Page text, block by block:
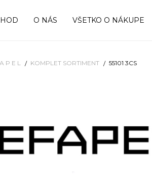
O NÁS VŠETKO O NÁKUPE
P E L KOMPLET SORTIMENT 55101 3CS